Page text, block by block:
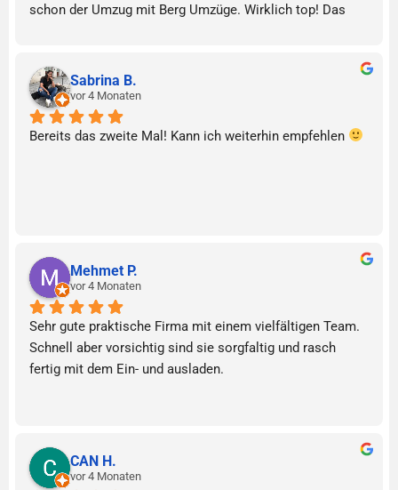
schon der Umzug mit Berg Umzüge. Wirklich top! Das
funktionierte reibungslos. Alles kam heil an. Gerne
wieder!
Sabrina B.
vor 4 Monaten
Bereits das zweite Mal! Kann ich weiterhin empfehlen
Mehmet P.
vor 4 Monaten
Sehr gute praktische Firma mit einem vielfältigen Team.
Schnell aber vorsichtig sind sie sorgfaltig und rasch
fertig mit dem Ein- und ausladen.
CAN H.
vor 4 Monaten